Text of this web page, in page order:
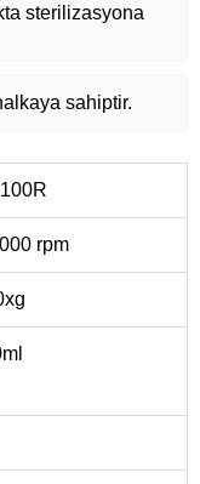
sterilizasyona
sahiptir.
rpm